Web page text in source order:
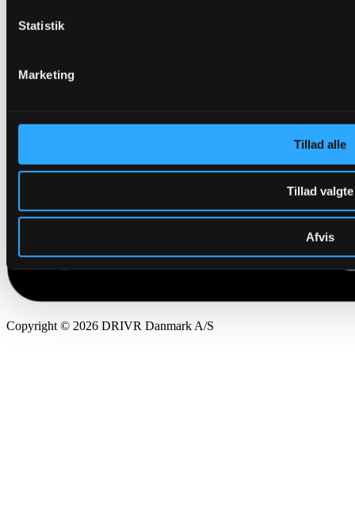
Statistik
Marketing
Tillad alle
Tillad valgte
Afvis
Copyright © 2026 DRIVR Danmark A/S